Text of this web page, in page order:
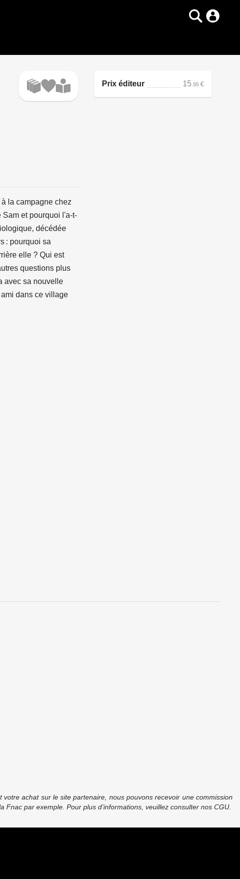
la campagne chez
Sam et pourquoi l'a-t-
décédée
: pourquoi sa
elle ? Qui est
questions plus
avec sa nouvelle
dans ce village
Prix éditeur 15 .95 €
achat sur le site partenaire, nous pouvons recevoir une commission
par exemple. Pour plus d’informations, veuillez consulter nos CGU.